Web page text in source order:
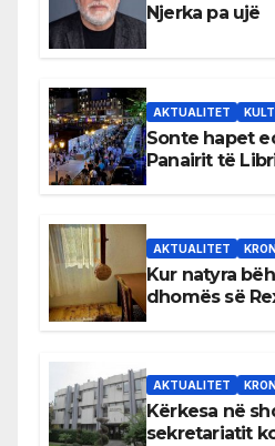
Njerka pa ujë
AKTUALITET
Sonte hapet
Panairit të
AKTUALITET
Kur natyra
dhomës së
AKTUALITET
Kërkesa në
sekretariatit